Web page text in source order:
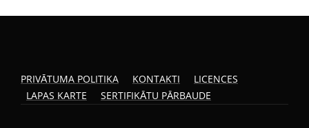
PRIVĀTUMA POLITIKA KONTAKTI
LICENCES
LAPAS KARTE
SERTIFIKĀTU PĀRBAUDE